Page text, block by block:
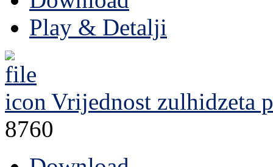
Play & Detalji
Vrijednost zulhidzeta
8760